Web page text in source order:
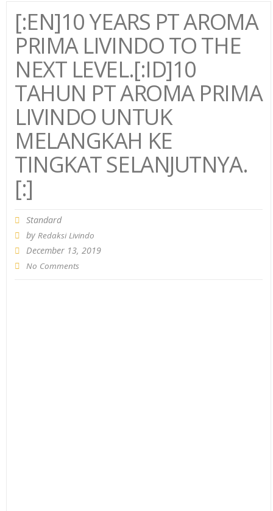
[:EN]10 YEARS PT AROMA
PRIMA LIVINDO TO THE
NEXT LEVEL.[:ID]10
TAHUN PT AROMA PRIMA
LIVINDO UNTUK
MELANGKAH KE
TINGKAT SELANJUTNYA.
[:]
Standard
by Redaksi Livindo
December 13, 2019
No Comments